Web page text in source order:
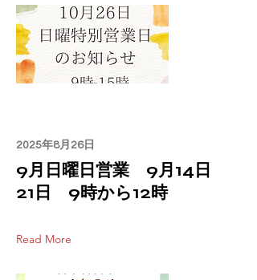
2025年8月26日
9月日曜日営業 9月14日
21日 9時から12時
Read More